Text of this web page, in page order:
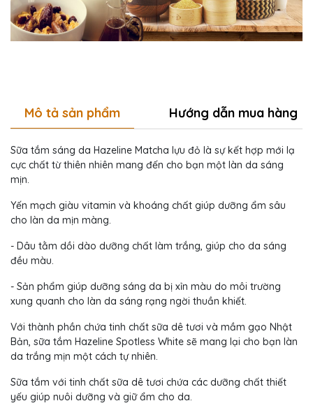
Mô tả sản phẩm Hướng dẫn mua hàng
Sữa tắm sáng da Hazeline Matcha lựu đỏ là sự kết hợp mới lạ
cực chất từ thiên nhiên mang đến cho bạn một làn da sáng
mịn.
Yến mạch giàu vitamin và khoáng chất giúp dưỡng ẩm sâu
cho làn da mịn màng.
- Dâu tằm dồi dào dưỡng chất làm trắng, giúp cho da sáng
đều màu.
- Sản phẩm giúp dưỡng sáng da bị xỉn màu do môi trường
xung quanh cho làn da sáng rạng ngời thuần khiết.
Với thành phần chứa tinh chất sữa dê tươi và mầm gạo Nhật
Bản, sữa tắm Hazeline Spotless White sẽ mang lại cho bạn làn
da trắng mịn một cách tự nhiên.
Sữa tắm với tinh chất sữa dê tươi chứa các dưỡng chất thiết
yếu giúp nuôi dưỡng và giữ ẩm cho da.